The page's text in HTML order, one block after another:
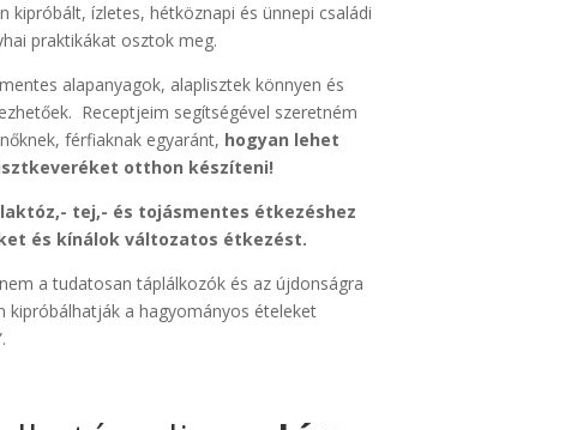
kipróbált, ízletes, hétköznapi és ünnepi családi
praktikákat osztok meg.
alapanyagok, alaplisztek könnyen és
Receptjeim segítségével szeretném
férfiaknak egyaránt, hogyan lehet
otthon készíteni!
tej,- és tojásmentes étkezéshez
és kínálok változatos étkezést.
a tudatosan táplálkozók és az újdonságra
kipróbálhatják a hagyományos ételeket